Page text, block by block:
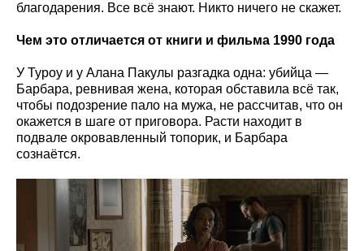
благодарения. Все всё знают. Никто ничего не скажет.
Чем это отличается от книги и фильма 1990 года
У Туроу и у Алана Пакулы разгадка одна: убийца —
Барбара, ревнивая жена, которая обставила всё так,
чтобы подозрение пало на мужа, не рассчитав, что он
окажется в шаге от приговора. Расти находит в
подвале окровавленный топорик, и Барбара
сознаётся.